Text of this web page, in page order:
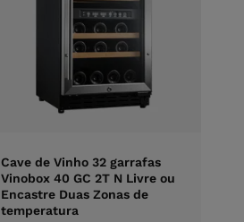
Cave de Vinho 32 garrafas
Vinobox 40 GC 2T N Livre ou
Encastre Duas Zonas de
temperatura